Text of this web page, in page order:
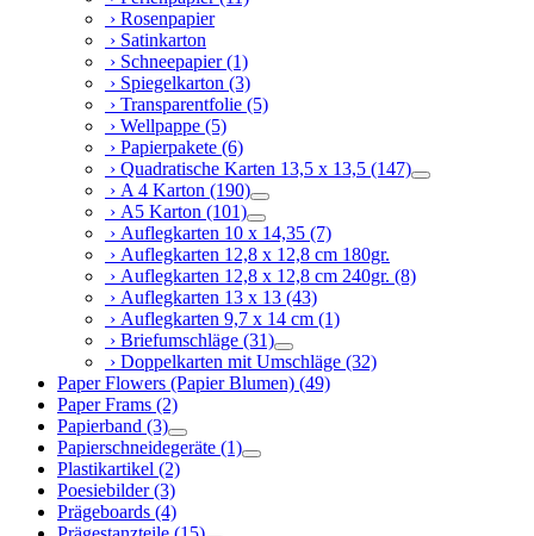
› Rosenpapier
› Satinkarton
› Schneepapier(1)
› Spiegelkarton (3)
› Transparentfolie (5)
› Wellpappe (5)
› Papierpakete (6)
› Quadratische Karten 13,5 x 13,5 (147)
› A 4 Karton (190)
› A5 Karton (101)
› Auflegkarten 10 x 14,35 (7)
› Auflegkarten 12,8 x 12,8 cm 180gr.
› Auflegkarten 12,8 x 12,8 cm 240gr. (8)
› Auflegkarten 13 x 13 (43)
› Auflegkarten 9,7 x 14 cm (1)
› Briefumschläge (31)
› Doppelkarten mit Umschläge (32)
Paper Flowers (Papier Blumen) (49)
Paper Frams (2)
Papierband (3)
Papierschneidegeräte (1)
Plastikartikel (2)
Poesiebilder(3)
Prägeboards (4)